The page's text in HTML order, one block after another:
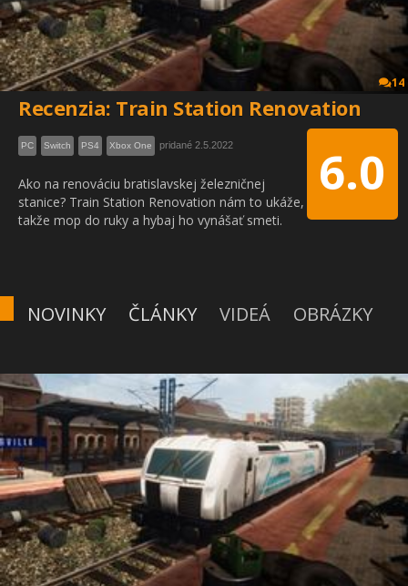
14
Recenzia: Train Station Renovation
6.0
PC Switch PS4 Xbox One pridané 2.5.2022
Ako na renováciu bratislavskej železničnej
stanice? Train Station Renovation nám to ukáže,
takže mop do ruky a hybaj ho vynášať smeti.
NOVINKY ČLÁNKY VIDEÁ OBRÁZKY